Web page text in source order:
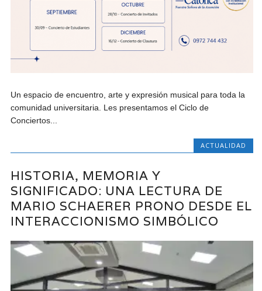
Un espacio de encuentro, arte y expresión musical para toda la
comunidad universitaria. Les presentamos el Ciclo de
Conciertos...
ACTUALIDAD
HISTORIA, MEMORIA Y
SIGNIFICADO: UNA LECTURA DE
MARIO SCHAERER PRONO DESDE EL
INTERACCIONISMO SIMBÓLICO